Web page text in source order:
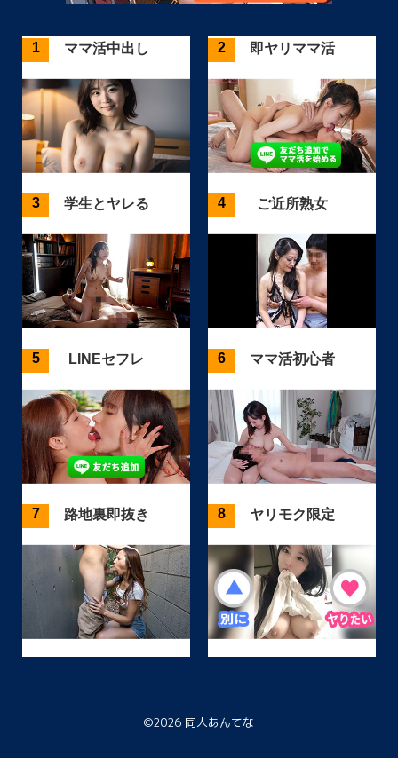
ママ活中出し 即ヤリママ活
学生とヤレる ご近所熟女
LINEセフレ ママ活初心者
路地裏即抜き ヤリモク限定
©2026 同人あんてな